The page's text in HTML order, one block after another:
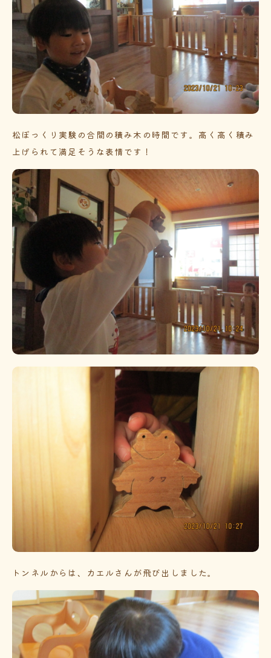
松ぼっくり実験の合間の積み木の時間です。高く高く積み
上げられて満足そうな表情です！
トンネルからは、カエルさんが飛び出しました。